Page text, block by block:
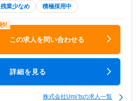
残業少なめ 積極採用中
この求人を問い合わせる
詳細を見る
株式会社Umi’tsの求人一覧